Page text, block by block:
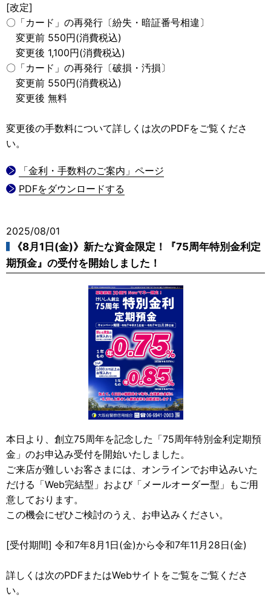
[改定]
〇「カード」の再発行〔紛失・暗証番号相違〕
変更前 550円(消費税込)
変更後 1,100円(消費税込)
〇「カード」の再発行〔破損・汚損〕
変更前 550円(消費税込)
変更後 無料
変更後の手数料について詳しくは次のPDFをご覧くださ
い。
「金利・手数料のご案内」ページ
PDFをダウンロードする
2025/08/01
《8月1日(金)》新たな資金限定！『75周年特別金利定
期預金』の受付を開始しました！
本日より、創立75周年を記念した「75周年特別金利定期預
金」のお申込み受付を開始いたしました。
ご来店が難しいお客さまには、オンラインでお申込みいた
だける「Web完結型」および「メールオーダー型」もご用
意しております。
この機会にぜひご検討のうえ、お申込みください。
[受付期間] 令和7年8月1日(金)から令和7年11月28日(金)
詳しくは次のPDFまたはWebサイトをご覧をご覧くださ
い。